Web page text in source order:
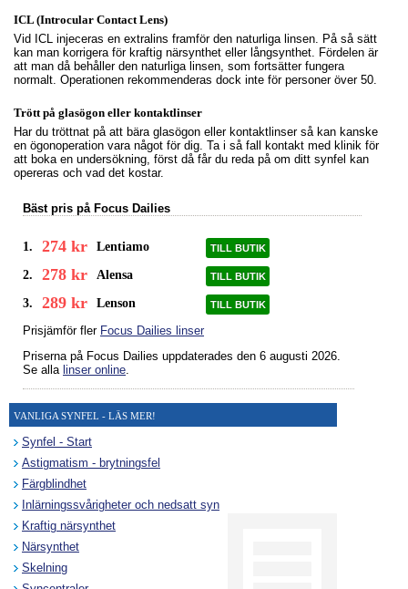
ICL (Introcular Contact Lens)
Vid ICL injeceras en extralins framför den naturliga linsen. På så sätt
kan man korrigera för kraftig närsynthet eller långsynthet. Fördelen är
att man då behåller den naturliga linsen, som fortsätter fungera
normalt. Operationen rekommenderas dock inte för personer över 50.
Trött på glasögon eller kontaktlinser
Har du tröttnat på att bära glasögon eller kontaktlinser så kan kanske
en ögonoperation vara något för dig. Ta i så fall kontakt med klinik för
att boka en undersökning, först då får du reda på om ditt synfel kan
opereras och vad det kostar.
Bäst pris på Focus Dailies
1. 274 kr Lentiamo TILL BUTIK
2. 278 kr Alensa TILL BUTIK
3. 289 kr Lenson TILL BUTIK
Prisjämför fler Focus Dailies linser
Priserna på Focus Dailies uppdaterades den 6 augusti 2026
Se alla linser online
VANLIGA SYNFEL - LÄS MER!
Synfel - Start
Astigmatism - brytningsfel
Färgblindhet
Inlärningssvårigheter och nedsatt syn
Kraftig närsynthet
Närsynthet
Skelning